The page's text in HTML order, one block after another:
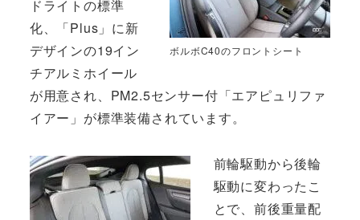
ボルボC40のフロントシート
ドライトの標準
化、「Plus」に新
デザインの19イン
チアルミホイール
が用意され、PM2.5センサー付「エアピュリファ
イアー」が標準装備されています。
前輪駆動から後輪
駆動に変わったこ
とで、前後重量配